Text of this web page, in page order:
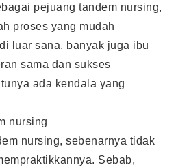
pejuang tandem nursing,
proses yang mudah
luar sana, banyak juga ibu
sama dan sukses
ada kendala yang
nursing
nursing, sebenarnya tidak
Sebab,